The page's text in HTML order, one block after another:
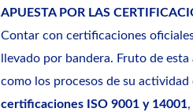
APUESTA POR LAS
Contar con certificaciones
llevado por bandera. Fruto de
como los procesos de su actividad
certificaciones ISO 9001 y 14001,